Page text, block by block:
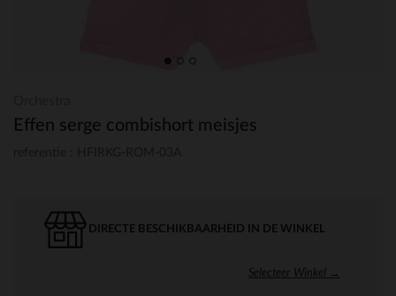
Effen serge combishort meisjes
DIRECTE BESCHIKBAARHEID IN DE WINKEL
Selecteer Winkel →